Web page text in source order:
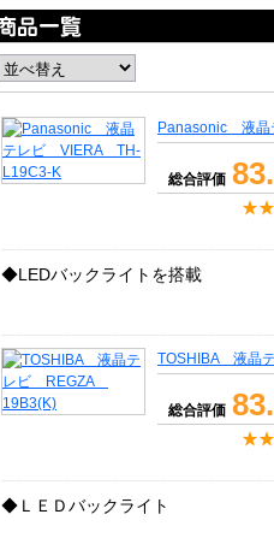
Panasonic 液
総合評価
◆LEDバックライトを搭載
TOSHIBA 液晶
総合評価
◆ＬＥＤバックライト